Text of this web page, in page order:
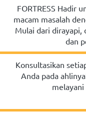
FORTRESS Hadir
macam masalah
Mulai dari dirayapi,
dan
Konsultasikan
Anda pada
melayani